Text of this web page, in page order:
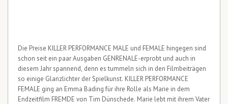
Die Preise KILLER PERFORMANCE MALE und FEMALE hingegen sind
schon seit ein paar Ausgaben GENRENALE-erprobt und auch in
diesem Jahr spannend, denn es tummeln sich in den Filmbeiträgen
so einige Glanzlichter der Spielkunst. KILLER PERFORMANCE
FEMALE ging an Emma Bading für ihre Rolle als Marie in dem
Endzeitfilm FREMDE von Tim Dünschede. Marie lebt mit ihrem Vater